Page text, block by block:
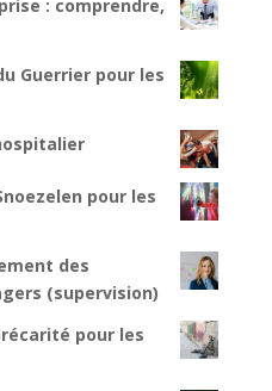
: comprendre,
Guerrier pour les
pour les
des
(supervision)
pour les